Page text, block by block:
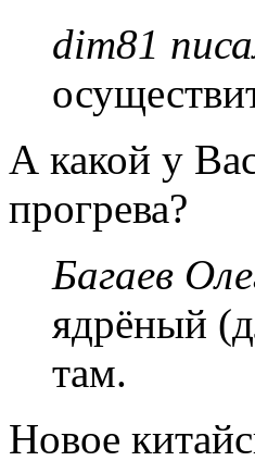
dim81
А какой у
прогрева?
Багаев
ядрёный
там.
Новое